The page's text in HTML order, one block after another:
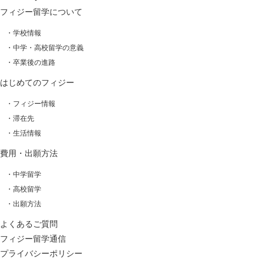
フィジー留学について
・学校情報
・中学・高校留学の意義
・卒業後の進路
はじめてのフィジー
・フィジー情報
・滞在先
・生活情報
費用・出願方法
・中学留学
・高校留学
・出願方法
よくあるご質問
フィジー留学通信
プライバシーポリシー